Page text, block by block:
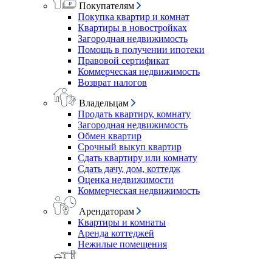
Покупателям
Покупка квартир и комнат
Квартиры в новостройках
Загородная недвижимость
Помощь в получении ипотеки
Правовой сертификат
Коммерческая недвижимость
Возврат налогов
Владельцам
Продать квартиру, комнату
Загородная недвижимость
Обмен квартир
Срочный выкуп квартир
Сдать квартиру или комнату
Сдать дачу, дом, коттедж
Оценка недвижимости
Коммерческая недвижимость
Арендаторам
Квартиры и комнаты
Аренда коттеджей
Нежилые помещения